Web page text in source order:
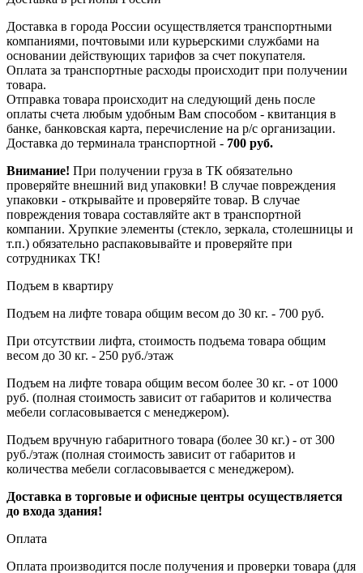
Доставка в города России осуществляется транспортными
компаниями, почтовыми или курьерскими службами на
основании действующих тарифов за счет покупателя.
Оплата за транспортные расходы происходит при получении
товара.
Отправка товара происходит на следующий день после
оплаты счета любым удобным Вам способом - квитанция в
банке, банковская карта, перечисление на р/с организации.
Доставка до терминала транспортной - 700 руб.
Внимание! При получении груза в ТК обязательно
проверяйте внешний вид упаковки! В случае повреждения
упаковки - открывайте и проверяйте товар. В случае
повреждения товара составляйте акт в транспортной
компании. Хрупкие элементы (стекло, зеркала, столешницы и
т.п.) обязательно распаковывайте и проверяйте при
сотрудниках ТК!
Подъем в квартиру
Подъем на лифте товара общим весом до 30 кг. - 700 руб.
При отсутствии лифта, стоимость подъема товара общим
весом до 30 кг. - 250 руб./этаж
Подъем на лифте товара общим весом более 30 кг. - от 1000
руб. (полная стоимость зависит от габаритов и количества
мебели согласовывается с менеджером).
Подъем вручную габаритного товара (более 30 кг.) - от 300
руб./этаж (полная стоимость зависит от габаритов и
количества мебели согласовывается с менеджером).
Доставка в торговые и офисные центры осуществляется
до входа здания!
Оплата
Оплата производится после получения и проверки товара (для